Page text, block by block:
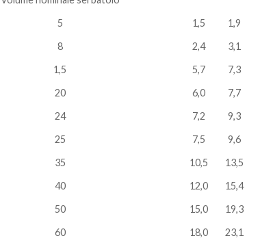
5
1,5 1,9
8
2,4 3,1
1,5
5,7 7,3
20
6,0 7,7
24
7,2 9,3
25
7,5 9,6
35
10,5 13,5
40
12,0 15,4
50
15,0 19,3
60
18,0 23,1